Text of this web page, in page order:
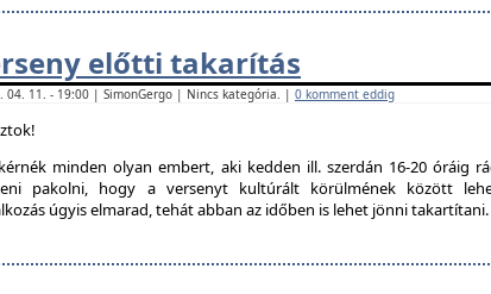
előtti takarítás
04. 11. - 19:00 | SimonGergo | Nincs kategória. | 0 komment eddig
minden olyan embert, aki kedden ill. szerdán 16-20 óráig
pakolni, hogy a versenyt kultúrált körülmének között
úgyis elmarad, tehát abban az időben is lehet jönni takartítani.